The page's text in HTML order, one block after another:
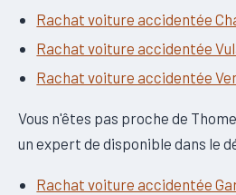
Rachat voiture accidentée
Rachat voiture accidentée
Rachat voiture accidentée
Vous n'êtes pas proche de
un expert de disponible dans le
Rachat voiture accidentée